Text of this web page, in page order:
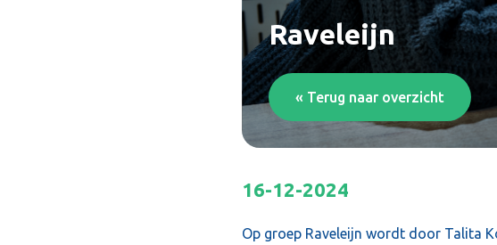
Raveleijn
« Terug naar overzicht
16-12-2024
Op groep Raveleijn wordt door Talita